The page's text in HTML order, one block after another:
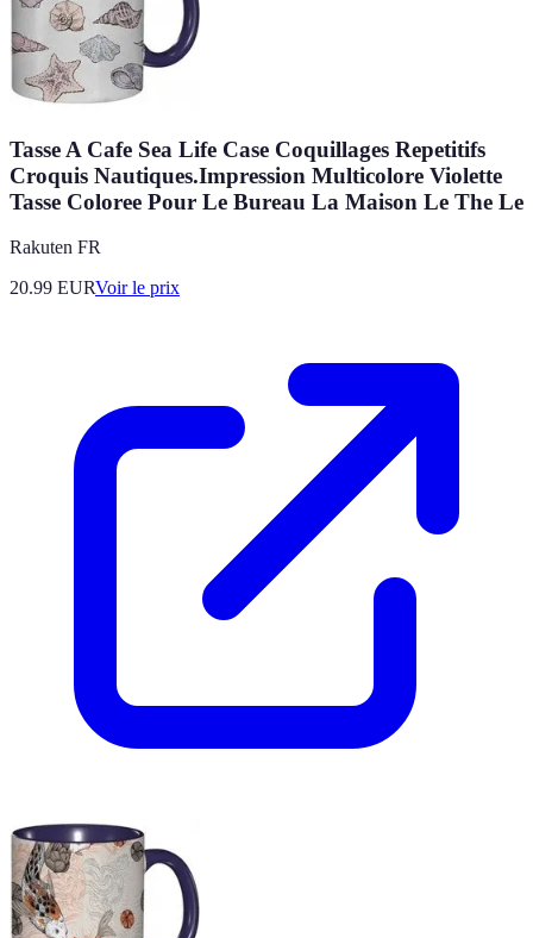
Tasse A Cafe Sea Life Case Coquillages Repetitifs
Croquis Nautiques.Impression Multicolore Violette
Tasse Coloree Pour Le Bureau La Maison Le The Le
Rakuten FR
20.99 EURVoir le prix